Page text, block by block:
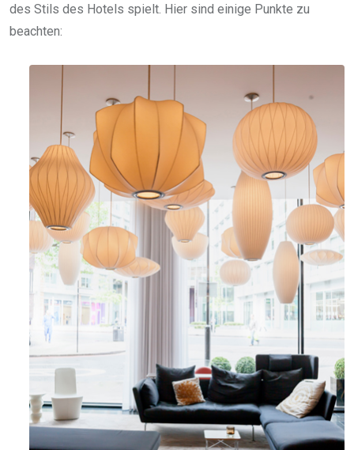
des Stils des Hotels spielt. Hier sind einige Punkte zu
beachten: